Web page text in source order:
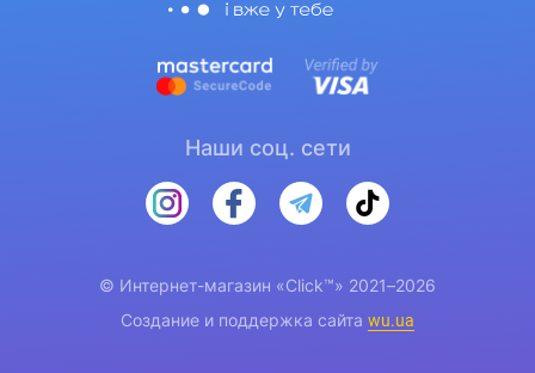
Наши соц. сети
© Интернет-магазин «Click™» 2021–2026
Создание и поддержка сайта wu.ua